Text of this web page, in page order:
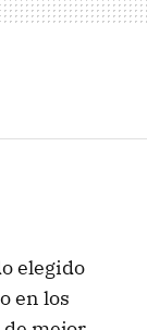
elegido
en los